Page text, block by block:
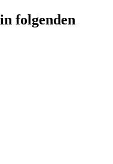
folgenden